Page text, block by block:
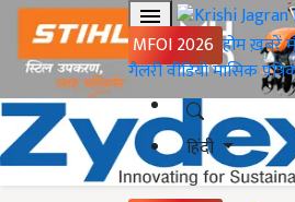
MFOI 2026 होमख़बरें
गैलरीवीडियोमासिक
हिंदी